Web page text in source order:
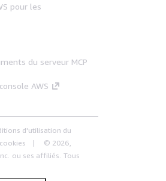
pour les
du serveur MCP
AWS
d'utilisation du
© 2026,
ou ses affiliés. Tous